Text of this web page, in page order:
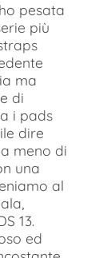
pesata
più
ma
di
i pads
dire
meno di
una
al
13.
ed